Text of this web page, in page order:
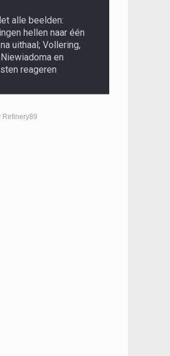
alle beelden:
hellen naar één
uithaal; Vollering,
en
reageren
Refinery89